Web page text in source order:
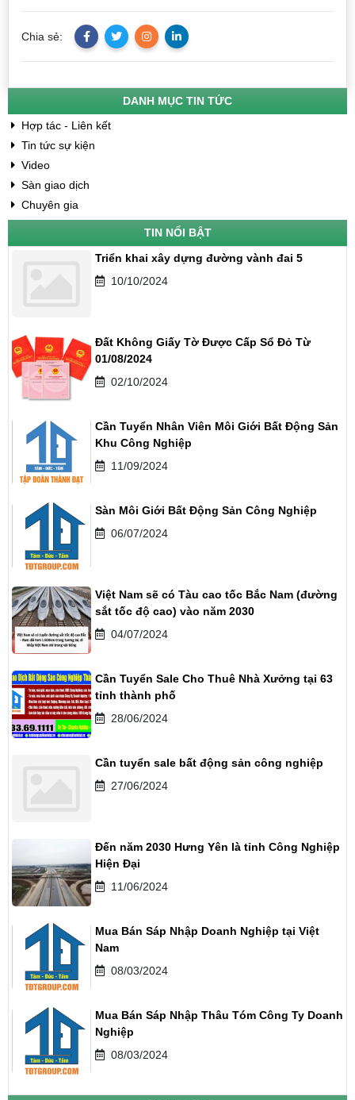
Chia sẻ:
DANH MỤC TIN TỨC
Hợp tác - Liên kết
Tin tức sự kiện
Video
Sàn giao dịch
Chuyên gia
TIN NỔI BẬT
Triển khai xây dựng đường vành đai 5
10/10/2024
Đất Không Giấy Tờ Được Cấp Sổ Đỏ Từ
01/08/2024
02/10/2024
Cần Tuyển Nhân Viên Môi Giới Bất Động Sản
Khu Công Nghiệp
11/09/2024
Sàn Môi Giới Bất Động Sản Công Nghiệp
06/07/2024
Việt Nam sẽ có Tàu cao tốc Bắc Nam (đường
sắt tốc độ cao) vào năm 2030
04/07/2024
Cần Tuyển Sale Cho Thuê Nhà Xưởng tại 63
tỉnh thành phố
28/06/2024
Cần tuyển sale bất động sản công nghiệp
27/06/2024
Đến năm 2030 Hưng Yên là tỉnh Công Nghiệp
Hiện Đại
11/06/2024
Mua Bán Sáp Nhập Doanh Nghiệp tại Việt
Nam
08/03/2024
Mua Bán Sáp Nhập Thâu Tóm Công Ty Doanh
Nghiệp
08/03/2024